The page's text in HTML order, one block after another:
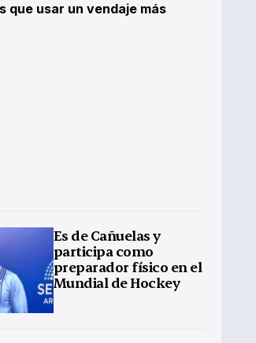
que usar un vendaje más
Es de Cañuelas y
participa como
preparador físico en el
Mundial de Hockey